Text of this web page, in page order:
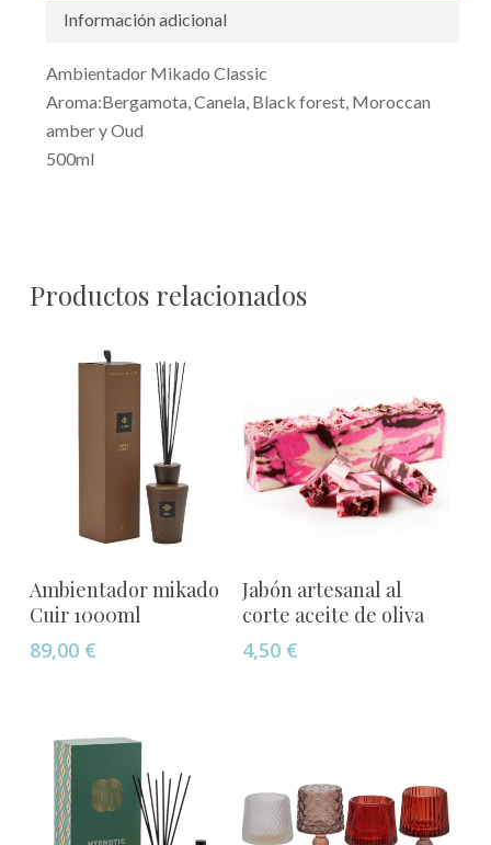
Información adicional
Ambientador Mikado Classic
Aroma:Bergamota, Canela, Black forest, Moroccan
amber y Oud
500ml
Productos relacionados
Seleccionar Opciones
producto
tiene
múltiples
opciones
pueden
elegir
Ambientador mikado
Cuir 1000ml
89,00 €
Seleccionar Opciones
producto
tiene
múltiples
pueden
elegir
Jabón artesanal al
corte aceite de oliva
4,50 €